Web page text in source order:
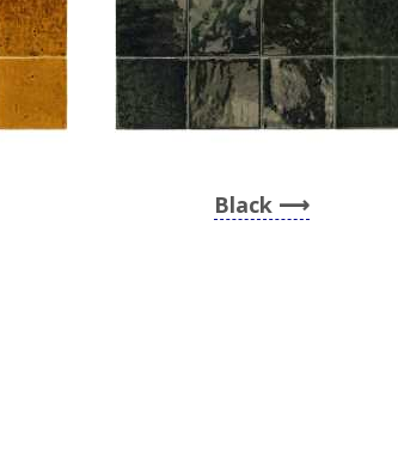
Black